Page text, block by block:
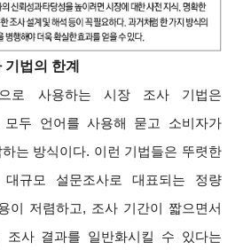
법의 한계
로 사용하는 시장 조사 기법은
모두 언어를 사용해 묻고 소비자가
는 방식이다. 이런 기법들은 뚜렷한
규모 설문조사로 대표되는 정량
이 저렴하고, 조사 기간이 짧으면서
조사 결과를 일반화시킬 수 있다는